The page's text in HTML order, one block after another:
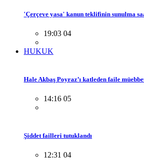
'Çerçeve yasa' kanun teklifinin sunulma
19:03 04
HUKUK
Hale Akbaş Poyraz’ı katleden faile
14:16 05
Şiddet failleri tutuklandı
12:31 04